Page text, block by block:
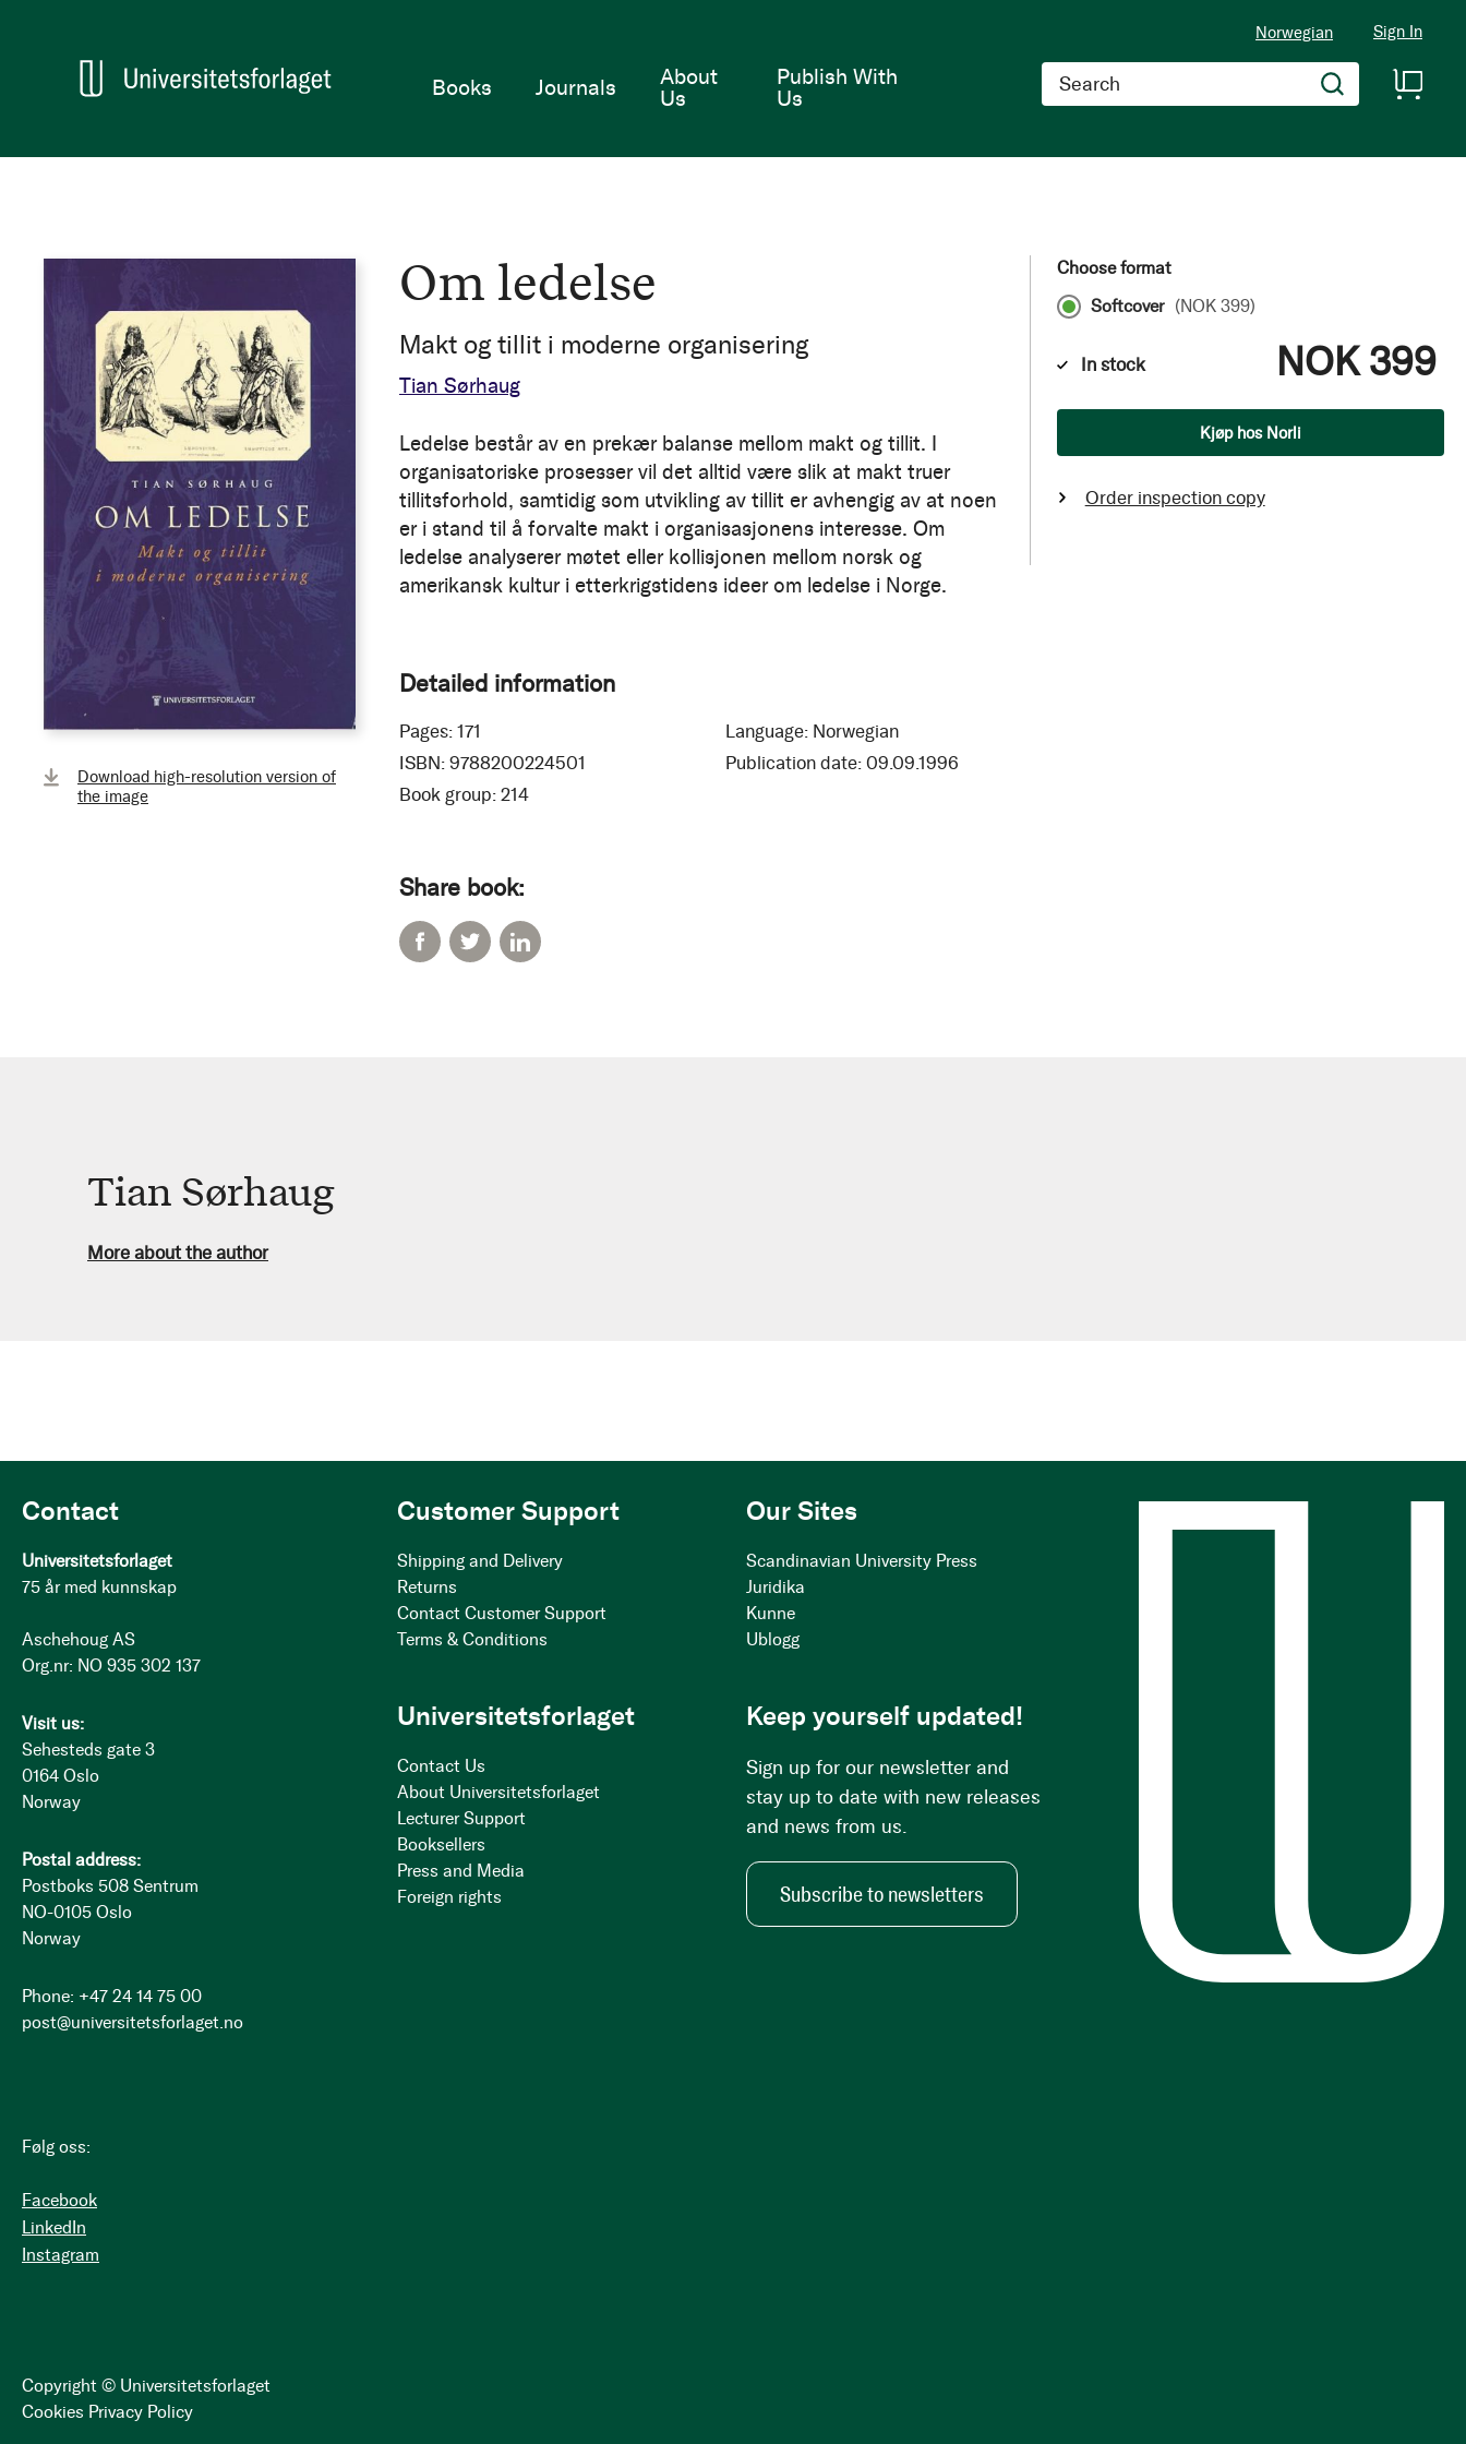
Norwegian Sign In
Search
Home
Books Journals
About
Us
Publish With
Us
Download high-resolution version of
the image
Om ledelse
Makt og tillit i moderne organisering
Tian Sørhaug
Ledelse består av en prekær balanse mellom makt og tillit. I
organisatoriske prosesser vil det alltid være slik at makt truer
tillitsforhold, samtidig som utvikling av tillit er avhengig av at noen
er i stand til å forvalte makt i organisasjonens interesse. Om
ledelse analyserer møtet eller kollisjonen mellom norsk og
amerikansk kultur i etterkrigstidens ideer om ledelse i Norge.
Detailed information
Pages: 171 Language: Norwegian
ISBN: 9788200224501 Publication date: 09.09.1996
Book group: 214
Share book:
Choose format
Softcover (NOK 399)
In stock NOK 399
Kjøp hos Norli
Order inspection copy
Tian Sørhaug
More about the author
Contact
Universitetsforlaget
75 år med kunnskap
Aschehoug AS
Org.nr: NO 935 302 137
Visit us:
Sehesteds gate 3
0164 Oslo
Norway
Postal address:
Postboks 508 Sentrum
NO-0105 Oslo
Norway
Phone: +47 24 14 75 00
post@universitetsforlaget.no
Følg oss:
Facebook
LinkedIn
Instagram
Copyright © Universitetsforlaget
Cookies Privacy Policy
Customer Support
Shipping and Delivery
Returns
Contact Customer Support
Terms & Conditions
Our Sites
Scandinavian University Press
Juridika
Kunne
Ublogg
Universitetsforlaget
Contact Us
About Universitetsforlaget
Lecturer Support
Booksellers
Press and Media
Foreign rights
Keep yourself updated!
Sign up for our newsletter and
stay up to date with new releases
and news from us.
Subscribe to newsletters